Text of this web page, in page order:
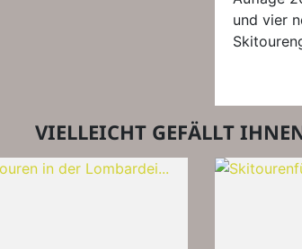
und vier
VIELLEICHT GEFÄLLT